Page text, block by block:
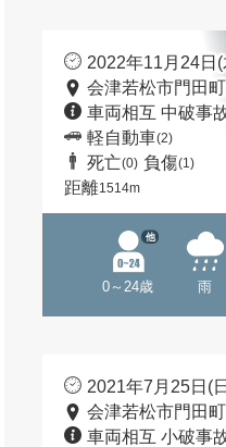
2022年11月24日
会津若松市門田
車両相互 中破事
軽自動車(2)
死亡(0) 負傷(1)
距離1514m
0～24歳
他
雨
2021年7月25日(
会津若松市門田
車両相互 小破事